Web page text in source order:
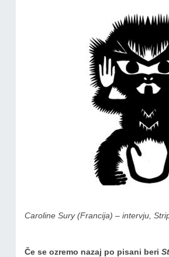
Caroline Sury (Francija) – intervju,
Če se ozremo nazaj po pisani beri